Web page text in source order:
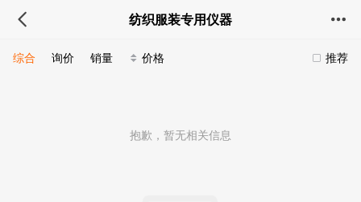
纺织服装专用仪器
推荐
综合 询价 销量 价格
抱歉，暂无相关信息